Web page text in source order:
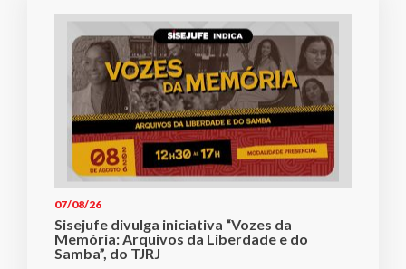
07/08/26
Sisejufe divulga iniciativa “Vozes da
Memória: Arquivos da Liberdade e do
Samba”, do TJRJ